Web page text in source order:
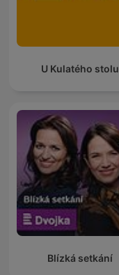
U Kulatého stolu
Blízká setkání